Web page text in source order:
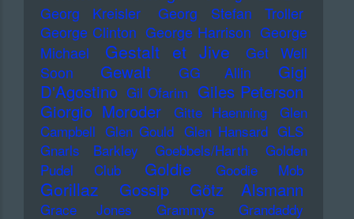
Georg Kreisler
Georg Stefan Troller
George Clinton George Harrison George
Michael
Gestalt et Jive
Get Well
Soon
Gewalt GG Allin
Gigi
D'Agostino Gil Ofarim Giles Peterson
Giorgio Moroder
Gitte Haenning
Glen
Campbell Glen Gould Glen Hansard GLS
Gnarls Barkley
Goebbels/Harth
Golden
Pudel Club
Goldie Goodie Mob
Gorillaz Gossip Götz Alsmann
Grace Jones Grammys
Grandaddy